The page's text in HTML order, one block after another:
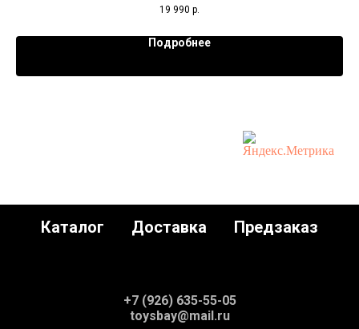
19 990 р.
Подробнее
Каталог Доставка Предзаказ
+7 (926) 635-55-05
toysbay@mail.ru